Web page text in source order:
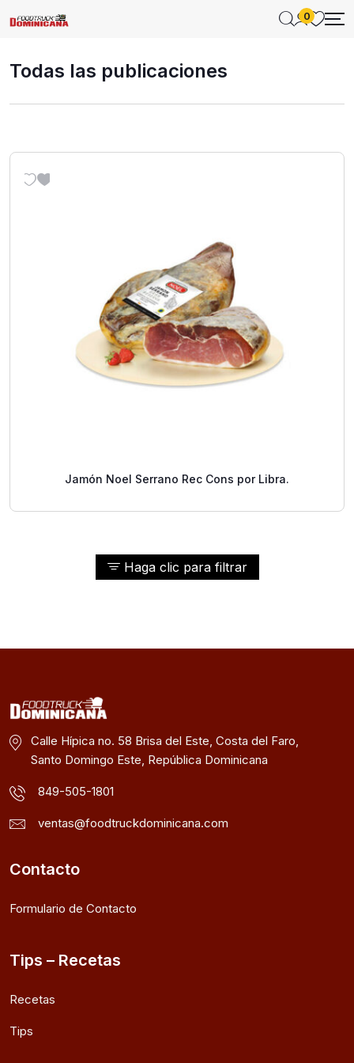
0
Todas las publicaciones
Haga clic para filtrar
Jamón Noel Serrano Rec Cons por Libra.
Calle Hípica no. 58 Brisa del Este, Costa del Faro,
Santo Domingo Este, República Dominicana
849-505-1801
ventas@foodtruckdominicana.com
Contacto
Formulario de Contacto
Tips – Recetas
Recetas
Tips